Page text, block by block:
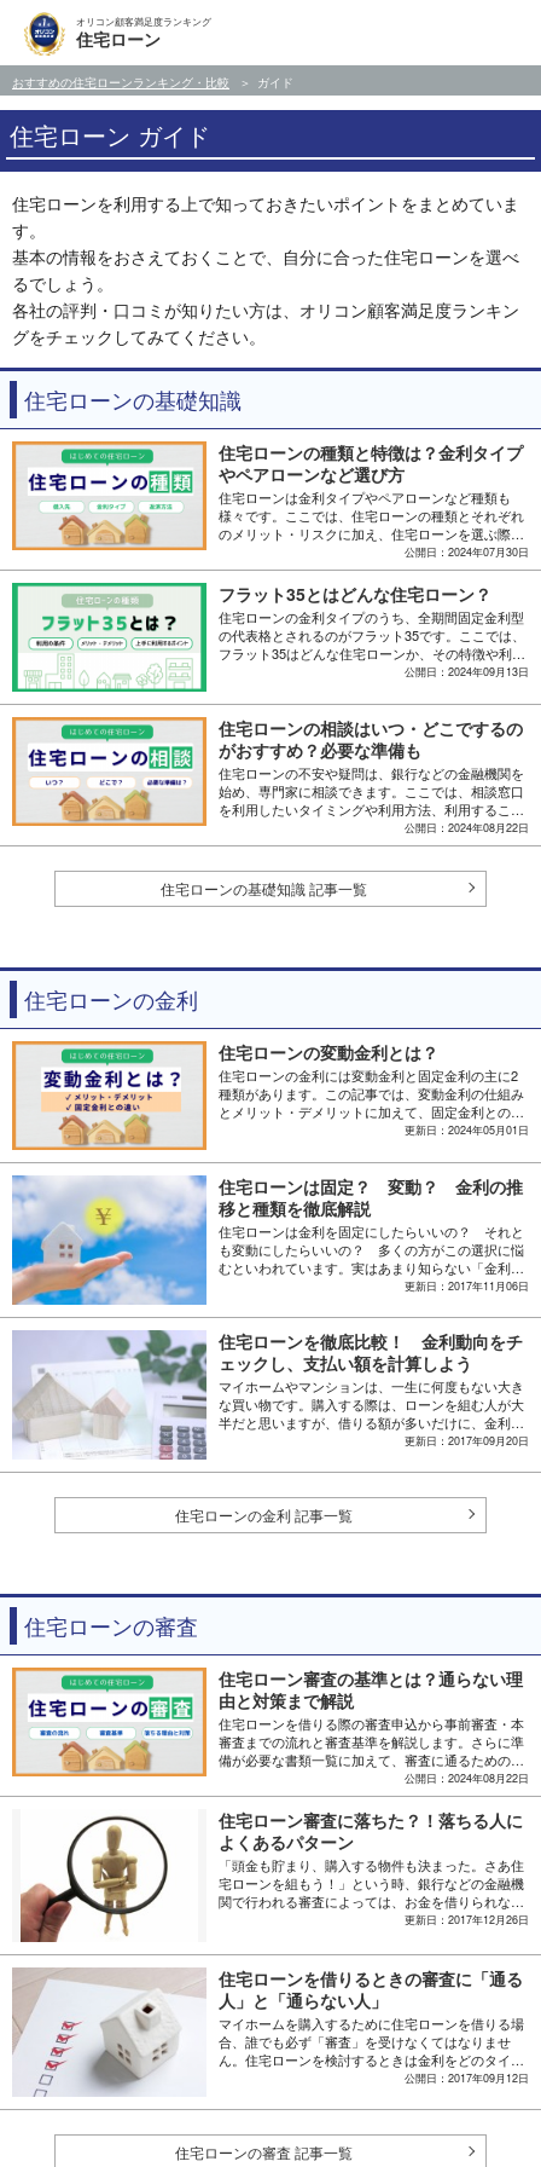
オリコン顧客満足度ランキング
住宅ローン
おすすめの住宅ローンランキング・比較 ガイド
住宅ローン ガイド
住宅ローンを利用する上で知っておきたいポイントをまとめていま
す。
基本の情報をおさえておくことで、自分に合った住宅ローンを選べ
るでしょう。
各社の評判・口コミが知りたい方は、オリコン顧客満足度ランキン
グをチェックしてみてください。
住宅ローンの基礎知識
住宅ローンの種類と特徴は？金利タイプ
やペアローンなど選び方
住宅ローンは金利タイプやペアローンなど種類も
様々です。ここでは、住宅ローンの種類とそれぞれ
のメリット・リスクに加え、住宅ローンを選ぶ際の
ポイントについても解説します。最適なローンプラ
ンを組むための参考にお役立てください。
公開日：2024年07月30日
フラット35とはどんな住宅ローン？
住宅ローンの金利タイプのうち、全期間固定金利型
の代表格とされるのがフラット35です。ここでは、
フラット35はどんな住宅ローンか、その特徴や利用
条件、メリット・デメリットに加え、フラット35に
ポイントを解説します。
公開日：2024年09月13日
住宅ローンの相談はいつ・どこでするの
がおすすめ？必要な準備も
住宅ローンの不安や疑問は、銀行などの金融機関を
始め、専門家に相談できます。ここでは、相談窓口
を利用したいタイミングや利用方法、利用すること
のメリットを解説。また、相談時に質問すべきポイ
ントや必要書類などの事前準備について解説しま
公開日：2024年08月22日
住宅ローンの基礎知識 記事一覧
住宅ローンの金利
住宅ローンの変動金利とは？
住宅ローンの金利には変動金利と固定金利の主に2
種類があります。この記事では、変動金利の仕組み
とメリット・デメリットに加えて、固定金利との違
更新日：2024年05月01日
住宅ローンは固定？ 変動？ 金利の推
移と種類を徹底解説
住宅ローンは金利を固定にしたらいいの？ それと
も変動にしたらいいの？ 多くの方がこの選択に悩
むといわれています。実はあまり知らない「金利」
のこと。金利が推移する要因や、金利がどのように
徹底的に解説します。
更新日：2017年11月06日
住宅ローンを徹底比較！ 金利動向をチ
ェックし、支払い額を計算しよう
マイホームやマンションは、一生に何度もない大き
な買い物です。購入する際は、ローンを組む人が大
半だと思いますが、借りる額が多いだけに、金利の
違いが支払い額に与える影響はとても大きくなりま
と固定金利それぞれの最低・最高金利を比較してい
きます。また、支払い額の計算方法などについて
も、簡単にご紹介します。
更新日：2017年09月20日
住宅ローンの金利 記事一覧
住宅ローンの審査
住宅ローン審査の基準とは？通らない理
由と対策まで解説
住宅ローンを借りる際の審査申込から事前審査・本
審査までの流れと審査基準を解説します。さらに準
備が必要な書類一覧に加えて、審査に通るための対
策と通らなかった場合の対処法も解説。公開日：2024年08月22日
住宅ローン審査に落ちた？！落ちる人に
よくあるパターン
「頭金も貯まり、購入する物件も決まった。さあ住
宅ローンを組もう！」という時、銀行などの金融機
関で行われる審査によっては、お金を借りられなか
ったり、借入額や適用金利を制約され不利になって
を借りられるわけではないのです。銀行がどのよう
なことを審査していて、審査に落ちる理由がある場
合には、どういった対処が必要なのかを事前に知っ
ておきましょう。
更新日：2017年12月26日
住宅ローンを借りるときの審査に「通る
人」と「通らない人」
マイホームを購入するために住宅ローンを借りる場
合、誰でも必ず「審査」を受けなくてはなりませ
ん。住宅ローンを検討するときは金利をどのタイプ
にするべきか、無理のない月々の返済額はいくらか
なければ元も子もありません。審査に通る人と通ら
ない人では何が違うのか、審査に通るための準備も
含めてご紹介します。
公開日：2017年09月12日
住宅ローンの審査 記事一覧